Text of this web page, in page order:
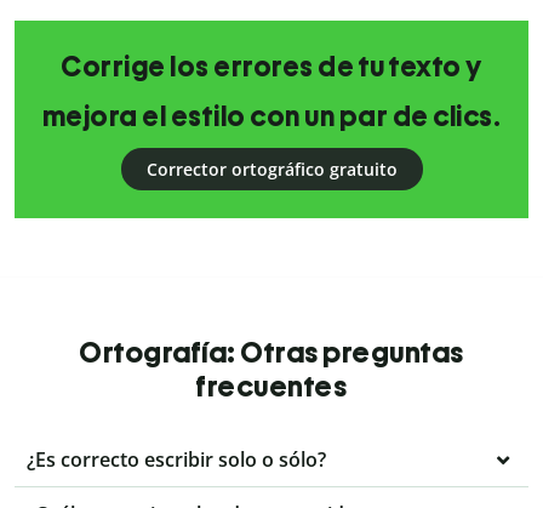
Corrige los errores de tu texto y
mejora el estilo con un par de clics.
Corrector ortográfico gratuito
Ortografía: Otras preguntas
frecuentes
¿Es correcto escribir solo o sólo?